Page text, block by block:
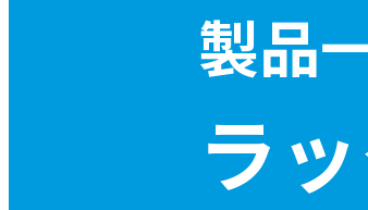
製品
ラ